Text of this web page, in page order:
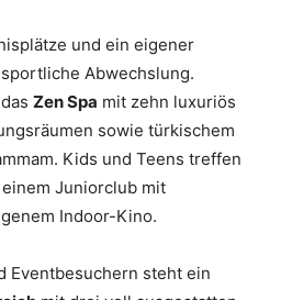
und ein eigener
Abwechslung.
Zen Spa mit zehn luxuriös
sowie türkischem
Kids und Teens treffen
einem Juniorclub mit
Indoor-Kino.
Eventbesuchern steht ein